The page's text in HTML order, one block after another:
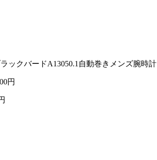
ックバードA13050.1自動巻きメンズ腕時計
円